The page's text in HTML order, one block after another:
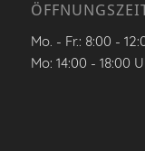
Mo. - Fr.: 8:00 -
Mo: 14:00 - 18:00